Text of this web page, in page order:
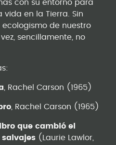
con su entorno para
en la Tierra. Sin
ecologismo de nuestro
sencillamente, no
, Rachel Carson (1965)
, Rachel Carson (1965)
que cambió el
salvajes (Laurie Lawlor,